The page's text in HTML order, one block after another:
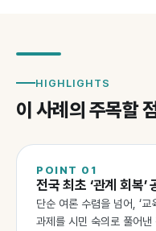
HIGHLIGHTS
이 사례의 주목할
POINT 01
전국 최초 ‘관계 회복’
단순 여론 수렴을 넘어, ‘교
과제를 시민 숙의로 풀어